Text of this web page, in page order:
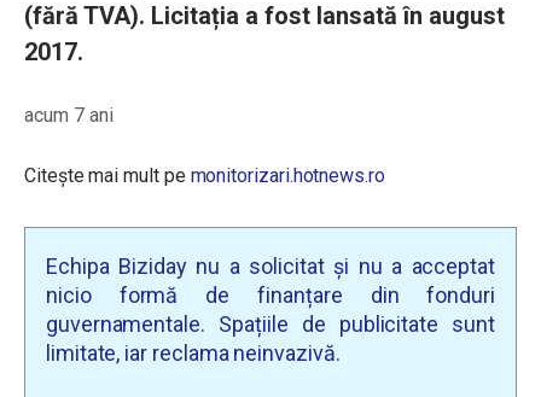
(fără TVA). Licitația a fost lansată în august
2017.
acum 7 ani
Citește mai mult pe monitorizari.hotnews.ro
Echipa Biziday nu a solicitat și nu a acceptat
nicio formă de finanțare din fonduri
guvernamentale. Spațiile de publicitate sunt
limitate, iar reclama neinvazivă.